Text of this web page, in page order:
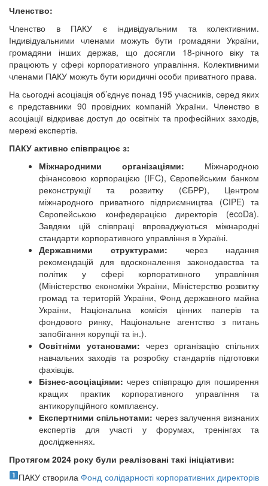
Членство:
Членство в ПАКУ є індивідуальним та колективним.
Індивідуальними членами можуть бути громадяни України,
громадяни інших держав, що досягли 18-річного віку та
працюють у сфері корпоративного управління. Колективними
членами ПАКУ можуть бути юридичні особи приватного права.
На сьогодні асоціація об’єднує понад 195 учасників, серед яких
є представники 90 провідних компаній України. Членство в
асоціації відкриває доступ до освітніх та професійних заходів,
мережі експертів.
ПАКУ активно співпрацює з:
Міжнародними організаціями: Міжнародною
фінансовою корпорацією (IFC), Європейським банком
реконструкції та розвитку (ЄБРР), Центром
міжнародного приватного підприємництва (CIPE) та
Європейською конфедерацією директорів (ecoDa).
Завдяки цій співпраці впроваджуються міжнародні
стандарти корпоративного управління в Україні.
Державними структурами: через
надання
рекомендацій для вдосконалення законодавства та
політик у сфері корпоративного управління
(Міністерство економіки України, Міністерство розвитку
громад та територій України, Фонд державного майна
України, Національна комісія цінних паперів та
фондового ринку, Національне агентство з питань
запобігання корупції та ін.).
Освітніми установами: через організацію спільних
навчальних заходів та розробку стандартів підготовки
фахівців.
Бізнес-асоціаціями: через співпрацю для поширення
кращих практик корпоративного управління та
антикорупційного комплаєнсу.
Експертними спільнотами: через залучення визнаних
експертів для участі у форумах, тренінгах та
дослідженнях.
Протягом 2024 року були реалізовані такі ініціативи:
ПАКУ створилаФонд солідарності корпоративних директорів